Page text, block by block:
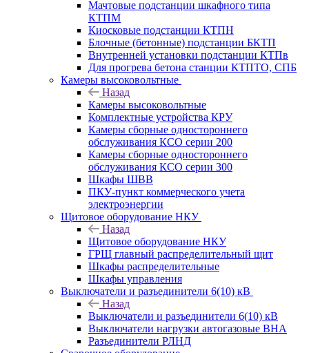
Мачтовые подстанции шкафного типа
КТПМ
Киосковые подстанции КТПН
Блочные (бетонные) подстанции БКТП
Внутренней установки подстанции КТПв
Для прогрева бетона станции КТПТО, СПБ
Камеры высоковольтные
Назад
Камеры высоковольтные
Комплектные устройства КРУ
Камеры сборные одностороннего
обслуживания КСО серии 200
Камеры сборные одностороннего
обслуживания КСО серии 300
Шкафы ШВВ
ПКУ-пункт коммерческого учета
электроэнергии
Щитовое оборудование НКУ
Назад
Щитовое оборудование НКУ
ГРЩ главный распределительный щит
Шкафы распределительные
Шкафы управления
Выключатели и разъединители 6(10) кВ
Назад
Выключатели и разъединители 6(10) кВ
Выключатели нагрузки автогазовые ВНА
Разъединители РЛНД